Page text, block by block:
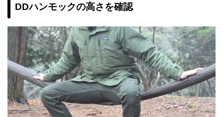
DDハンモックの高さを確認